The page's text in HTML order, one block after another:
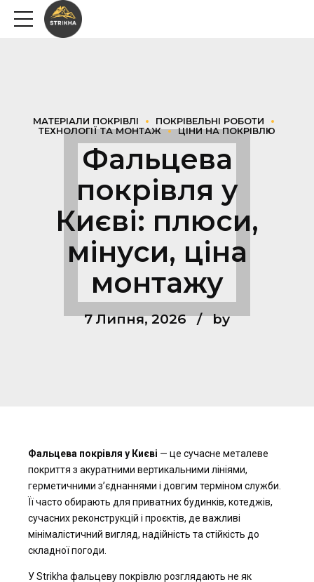
МАТЕРІАЛИ ПОКРІВЛІ
ПОКРІВЕЛЬНІ РОБОТИ
ТЕХНОЛОГІЇ ТА МОНТАЖ
ЦІНИ НА ПОКРІВЛЮ
Фальцева
покрівля у
Києві: плюси,
мінуси, ціна
монтажу
7 Липня, 2026 by
Фальцева покрівля у Києві — це сучасне металеве
покриття з акуратними вертикальними лініями,
герметичними з’єднаннями і довгим терміном служби.
Її часто обирають для приватних будинків, котеджів,
сучасних реконструкцій і проєктів, де важливі
мінімалістичний вигляд, надійність та стійкість до
складної погоди.
У Strikha фальцеву покрівлю розглядають не як